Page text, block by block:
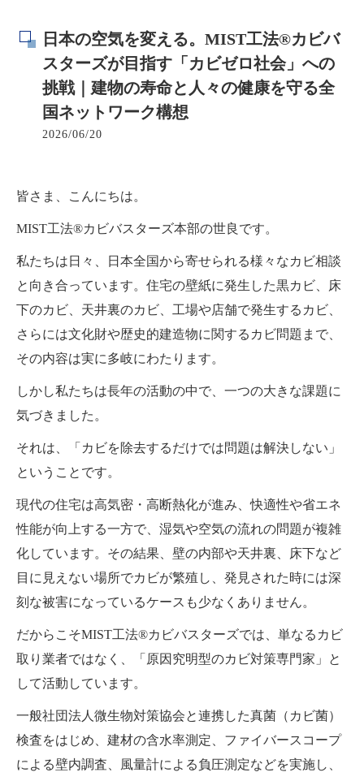
日本の空気を変える。MIST工法®カビバ
スターズが目指す「カビゼロ社会」への
挑戦｜建物の寿命と人々の健康を守る全
国ネットワーク構想
2026/06/20
皆さま、こんにちは。
MIST工法®カビバスターズ本部の世良です。
私たちは日々、日本全国から寄せられる様々なカビ相談
と向き合っています。住宅の壁紙に発生した黒カビ、床
下のカビ、天井裏のカビ、工場や店舗で発生するカビ、
さらには文化財や歴史的建造物に関するカビ問題まで、
その内容は実に多岐にわたります。
しかし私たちは長年の活動の中で、一つの大きな課題に
気づきました。
それは、「カビを除去するだけでは問題は解決しない」
ということです。
現代の住宅は高気密・高断熱化が進み、快適性や省エネ
性能が向上する一方で、湿気や空気の流れの問題が複雑
化しています。その結果、壁の内部や天井裏、床下など
目に見えない場所でカビが繁殖し、発見された時には深
刻な被害になっているケースも少なくありません。
だからこそMIST工法®カビバスターズでは、単なるカビ
取り業者ではなく、「原因究明型のカビ対策専門家」と
して活動しています。
一般社団法人微生物対策協会と連携した真菌（カビ菌）
検査をはじめ、建材の含水率測定、ファイバースコープ
による壁内調査、風量計による負圧測定などを実施し、